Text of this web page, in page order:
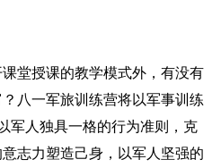
堂授课的教学模式外，有没有
八一军旅训练营将以军事训练
军人独具一格的行为准则，克
志力塑造己身，以军人坚强的